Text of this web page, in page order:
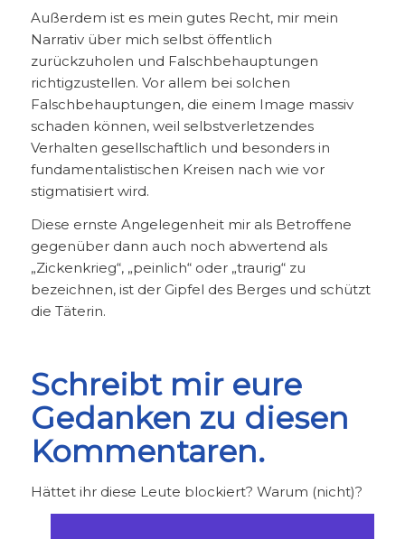
Außerdem ist es mein gutes Recht, mir mein
Narrativ über mich selbst öffentlich
zurückzuholen und Falschbehauptungen
richtigzustellen. Vor allem bei solchen
Falschbehauptungen, die einem Image massiv
schaden können, weil selbstverletzendes
Verhalten gesellschaftlich und besonders in
fundamentalistischen Kreisen nach wie vor
stigmatisiert wird.
Diese ernste Angelegenheit mir als Betroffene
gegenüber dann auch noch abwertend als
„Zickenkrieg“, „peinlich“ oder „traurig“ zu
bezeichnen, ist der Gipfel des Berges und schützt
die Täterin.
Schreibt mir eure
Gedanken zu diesen
Kommentaren.
Hättet ihr diese Leute blockiert? Warum (nicht)?